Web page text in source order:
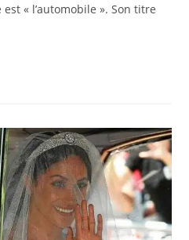
« l’automobile ». Son titre